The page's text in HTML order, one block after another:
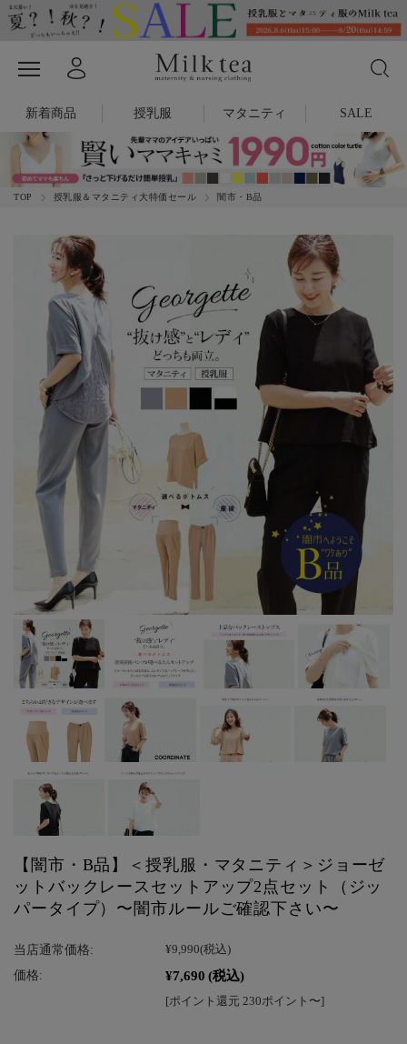
新着商品 授乳服 マタニティ SALE
TOP 授乳服＆マタニティ大特価セール 闇市・B品
【闇市・B品】＜授乳服・マタニティ＞ジョーゼ
ットバックレースセットアップ2点セット（ジッ
パータイプ）〜闇市ルールご確認下さい〜
当店通常価格: ¥9,990(税込)
価格: ¥7,690 (税込)
[ポイント還元 230ポイント〜]